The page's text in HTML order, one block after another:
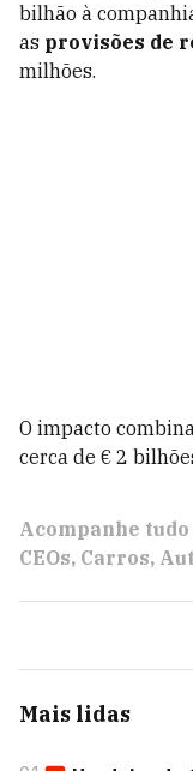
bilhão à
as provisões de
milhões.
O impacto
cerca de € 2
Acompanhe
CEOs Carros
Mais lidas